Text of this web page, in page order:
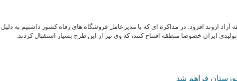
ایران خصوصا منطقه افتتاح کنند، که وی نیز از این طرح بسیار استقبال کردند.